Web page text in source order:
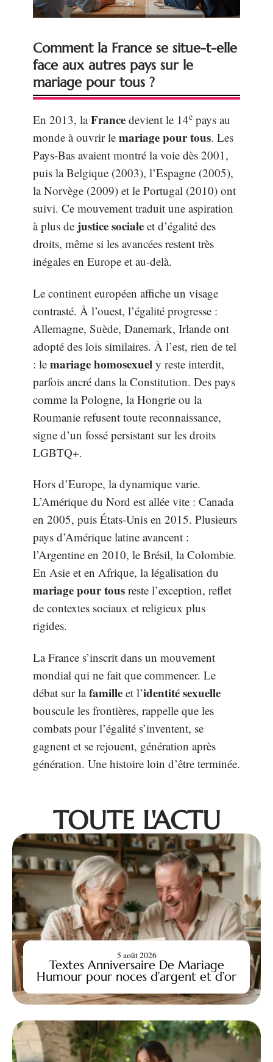
Comment la France se situe-t-elle
face aux autres pays sur le
mariage pour tous ?
En 2013, laFrance devient le 14e pays au
monde à ouvrir le mariage pour tous. Les
Pays-Bas avaient montré la voie dès 2001,
puis la Belgique (2003), l’Espagne (2005),
la Norvège (2009) et le Portugal (2010) ont
suivi. Ce mouvement traduit une aspiration
à plus de justice sociale et d’égalité des
droits, même si les avancées restent très
inégales en Europe et au-delà.
Le continent européen affiche un visage
contrasté. À l’ouest, l’égalité progresse :
Allemagne, Suède, Danemark, Irlande ont
adopté des lois similaires. À l’est, rien de tel
: le mariage homosexuel y reste interdit,
parfois ancré dans la Constitution. Des pays
comme la Pologne, la Hongrie ou la
Roumanie refusent toute reconnaissance,
signe d’un fossé persistant sur les droits
LGBTQ+.
Hors d’Europe, la dynamique varie.
L’Amérique du Nord est allée vite : Canada
en 2005, puis États-Unis en 2015. Plusieurs
pays d’Amérique latine avancent :
l’Argentine en 2010, le Brésil, la Colombie.
En Asie et en Afrique, la légalisation du
mariage pour tous reste l’exception, reflet
de contextes sociaux et religieux plus
rigides.
La France s’inscrit dans un mouvement
mondial qui ne fait que commencer. Le
débat sur lafamille et l’identité sexuelle
bouscule les frontières, rappelle que les
combats pour l’égalité s’inventent, se
gagnent et se rejouent, génération après
génération. Une histoire loin d’être terminée.
TOUTE L'ACTU
Textes Anniversaire De Mariage
Humour pour noces d’argent et d’or
5 août 2026